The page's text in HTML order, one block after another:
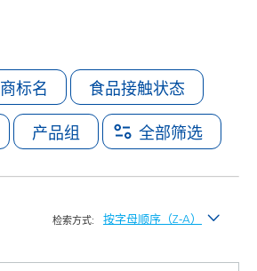
商标名 食品接触状态
产品组 全部筛选
检索方式: 按字母顺序（Z-A）